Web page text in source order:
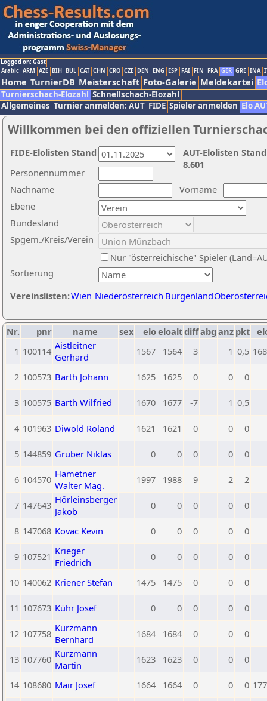
Logged on: Gast
Arabic ARM AZE BIH BUL CAT CHN CRO CZE DEN ENG ESP FAI FIN FRA GER GRE INA
Home TurnierDB Meisterschaft Foto-Galerie Meldekartei
Turnierschach-Elozahl Schnellschach-Elozahl
Allgemeines Turnier anmelden: AUT FIDE Spieler anmelden Elo
Willkommen bei den offiziellen
Nachname
Vorname
Ebene
Sortierung
Personennummer
Bundesland
Spgem./Kreis/Verein
Nur "österreichische" Spieler
Vereinslisten:Wien Niederösterreich Burgenland
AUT-Elolisten
8.601
FIDE-Elolisten Stand
Nr. pnr name sex eloeloaltdiffabg anz pkt
1 100114 Aistleitner
Gerhard
1567 1564 3 1 0,5
2 100573 Barth Johann 1625 1625 0 0 0
3 100575 Barth Wilfried 1670 1677 -7 1 0,5
4 101963 Diwold Roland 1621 1621 0 0 0
5 144859 Gruber Niklas 0 0 0 0 0
6 104570 Hametner
Walter Mag.
1997 1988 9 2 2
7 147643 Hörleinsberger
Jakob
0 0 0 0 0
8 147068 Kovac Kevin 0 0 0 0 0
9 107521 Krieger
Friedrich
0 0 0 0 0
10 140062 Kriener Stefan 1475 1475 0 0 0
11 107673 Kühr Josef 0 0 0 0 0
12 107758 Kurzmann
Bernhard
1684 1684 0 0 0
13 107760 Kurzmann
Martin
1623 1623 0 0 0
14 108680 Mair Josef 1664 1664 0 0 0